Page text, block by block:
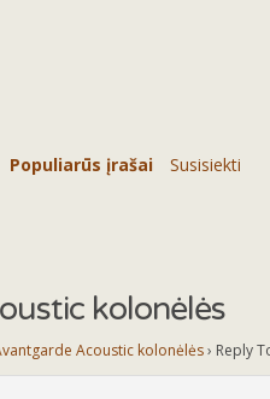
Populiarūs įrašai Susisiekti
kolonėlės
Acoustic kolonėlės› Reply